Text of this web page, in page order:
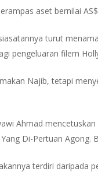
aset bernilai
turut
pengeluaran filem
Najib, tetapi
Ahmad
Di-Pertuan
terdiri